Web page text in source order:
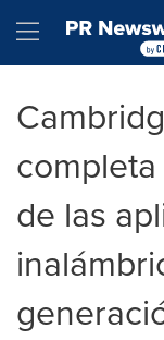
Hamburger
de las